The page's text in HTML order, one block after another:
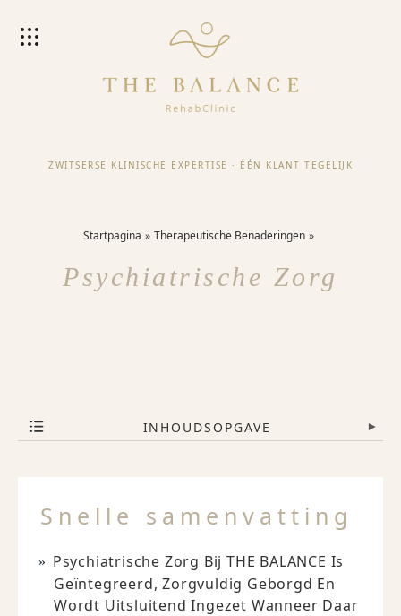
ZWITSERSE KLINISCHE EXPERTISE · ÉÉN KLANT TEGELIJK
Startpagina Therapeutische Benaderingen
Psychiatrische Zorg
INHOUDSOPGAVE ▾
Snelle samenvatting
Psychiatrische Zorg Bij THE BALANCE Is
Geïntegreerd, Zorgvuldig Geborgd En
Wordt Uitsluitend Ingezet Wanneer Daar